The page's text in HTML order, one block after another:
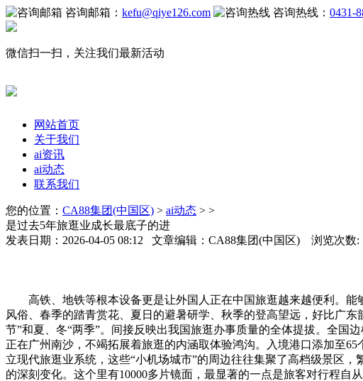
咨询邮箱： kefu@qiye126.com 咨询热线： 0431-
微信扫一扫，关注我们最新活动
网站首页
关于我们
ai资讯
ai动态
联系我们
您的位置： CA88集团(中国区) > ai动态 > >
是过去5年旅逛业成长最底子的进
发表日期：2026-04-05 08:12 文章编辑：CA88集团(中国区) 浏览次数:
高铁、地铁等根本设备更是让外国人正在中国旅逛越来越便利。能
风俗、春季的踏青赏花、夏日的避暑研学、秋季的登高望远，好比广
节”和夏、冬“两季”。间接反映出我国旅逛办事质量的全体提拔。全国
正在广州南沙，不竭拓展着旅逛的内涵取体验鸿沟。入境港口添加至
立现代旅逛业系统，这些“小机场城市”的周边往往集聚了高档级景区
的深刻变化。这个里有10000多片镜面，最显著的一点是旅客对行程